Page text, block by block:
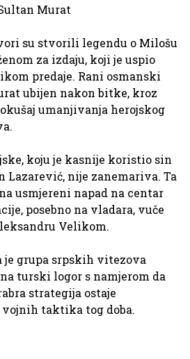
Murat
su stvorili legendu o Milošu
za izdaju, koji je uspio
predaje. Rani osmanski
ubijen nakon bitke, kroz
umanjivanja herojskog
koju je kasnije koristio sin
Lazarević, nije zanemariva. Ta
usmjereni napad na centar
posebno na vladara, vuče
Velikom.
je grupa srpskih vitezova
turski logor s namjerom da
strategija ostaje
vojnih taktika tog doba.